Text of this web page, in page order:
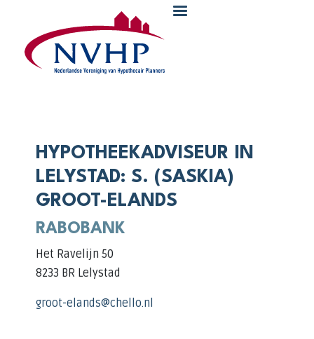
Overslaan en naar de inhoud gaan
HYPOTHEEKADVISEUR IN
LELYSTAD: S. (SASKIA)
GROOT-ELANDS
RABOBANK
Het Ravelijn 50
8233 BR Lelystad
groot-elands@chello.nl